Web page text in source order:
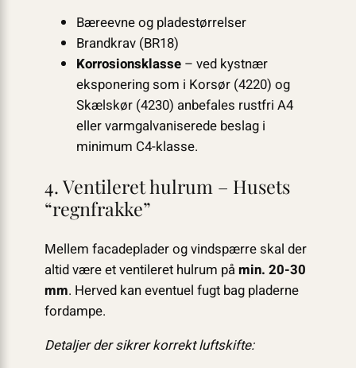
Bæreevne og pladestørrelser
Brandkrav (BR18)
Korrosionsklasse– ved kystnær
eksponering som i Korsør (4220) og
Skælskør (4230) anbefales rustfri A4
eller varmgalvaniserede beslag i
minimum C4-klasse.
4. Ventileret hulrum – Husets
“regnfrakke”
Mellem facadeplader og vindspærre skal der
altid være et ventileret hulrum påmin. 20-30
mm. Herved kan eventuel fugt bag pladerne
fordampe.
Detaljer der sikrer korrekt luftskifte: